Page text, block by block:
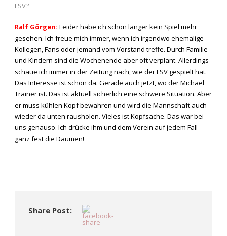
FSV?
Ralf Görgen: L eider habe ich schon länger kein Spiel mehr
gesehen. Ich freue mich immer, wenn ich irgendwo ehemalige
Kollegen, Fans oder jemand vom Vorstand treffe. Durch Familie
und Kindern sind die Wochenende aber oft verplant. Allerdings
schaue ich immer in der Zeitung nach, wie der FSV gespielt hat.
Das Interesse ist schon da. Gerade auch jetzt, wo der Michael
Trainer ist. Das ist aktuell sicherlich eine schwere Situation. Aber
er muss kühlen Kopf bewahren und wird die Mannschaft auch
wieder da unten rausholen. Vieles ist Kopfsache. Das war bei
uns genauso. Ich drücke ihm und dem Verein auf jedem Fall
ganz fest die Daumen!
Share Post: